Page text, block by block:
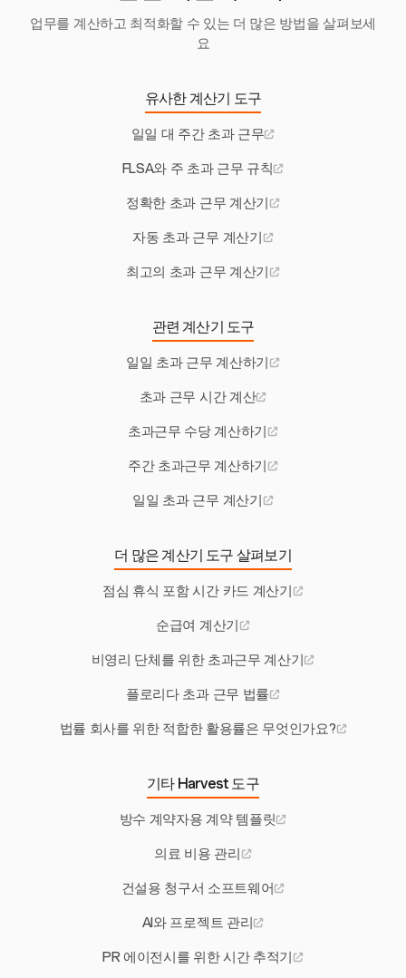
업무를 계산하고 최적화할 수 있는 더 많은 방법을 살펴보세
요
유사한 계산기 도구
일일 대 주간 초과 근무
FLSA와 주 초과 근무 규칙
정확한 초과 근무 계산기
자동 초과 근무 계산기
최고의 초과 근무 계산기
관련 계산기 도구
일일 초과 근무 계산하기
초과 근무 시간 계산
초과근무 수당 계산하기
주간 초과근무 계산하기
일일 초과 근무 계산기
더 많은 계산기 도구 살펴보기
점심 휴식 포함 시간 카드 계산기
순급여 계산기
비영리 단체를 위한 초과근무 계산기
플로리다 초과 근무 법률
법률 회사를 위한 적합한 활용률은 무엇인가요?
기타 Harvest 도구
방수 계약자용 계약 템플릿
의료 비용 관리
건설용 청구서 소프트웨어
AI와 프로젝트 관리
PR 에이전시를 위한 시간 추적기